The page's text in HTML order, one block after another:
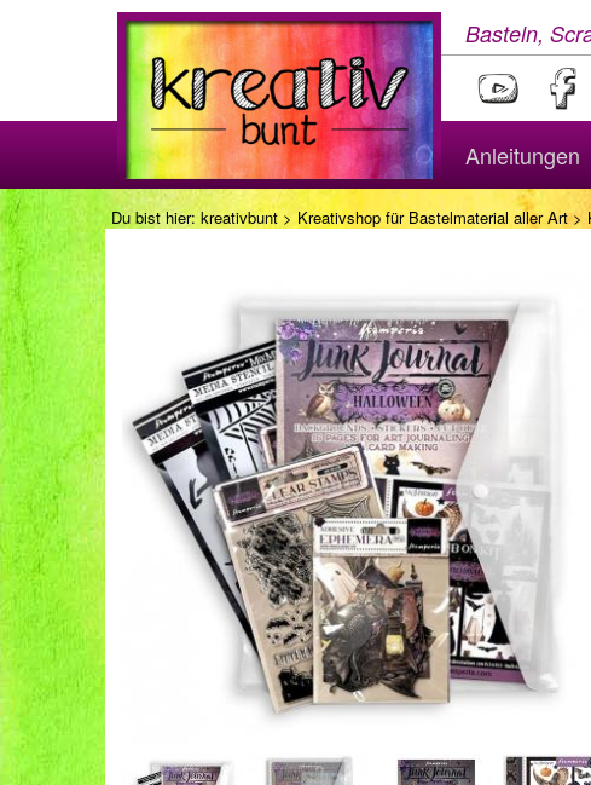
Basteln,
Anleitungen
Du bist hier: kreativbunt > Kreativshop für Bastelmaterial aller Art>